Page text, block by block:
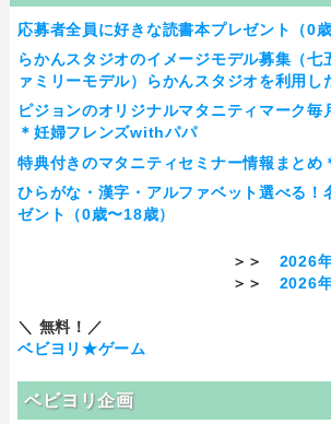
応募者全員に好きな読書本プレゼント（0
らかんスタジオのイメージモデル募集（七
ァミリーモデル）らかんスタジオを利用し
ピジョンのオリジナルマタニティマーク毎
＊妊婦フレンズwithパパ
特典付きのマタニティセミナー情報まとめ
ひらがな・漢字・アルファベット選べる！
ゼント（0歳〜18歳）
＞＞ 2026
＞＞ 2026
＼ 無料！／
ベビヨリ★ゲーム
ベビヨリ企画